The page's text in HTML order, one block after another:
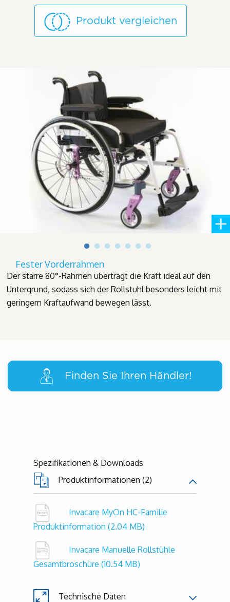
Produkt vergleichen
Fester Vorderrahmen
Der starre 80°-Rahmen überträgt die Kraft ideal auf den
Untergrund, sodass sich der Rollstuhl besonders leicht mit
geringem Kraftaufwand bewegen lässt.
Finden Sie Ihren Händler!
Spezifikationen & Downloads
Produktinformationen (2)
Invacare MyOn HC-Familie
Produktinformation (2.04 MB)
Invacare Manuelle Rollstühle
Gesamtbroschüre (10.54 MB)
Technische Daten